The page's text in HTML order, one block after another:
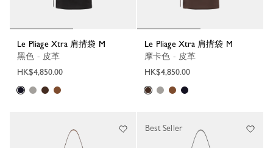
Le Pliage Xtra 肩揹袋 M
黑色 - 皮革
HK$4,850.00
Le Pliage Xtra 肩揹袋 M
摩卡色 - 皮革
HK$4,850.00
Best Seller